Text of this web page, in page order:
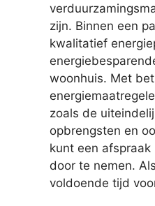
zijn. Binnen een
kwalitatief
woonhuis. Met
zoals de
opbrengsten en
kunt een
door te nemen.
voldoende tijd